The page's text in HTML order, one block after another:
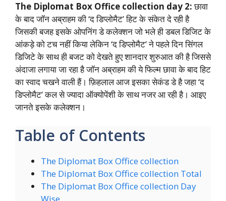
The Diplomat Box Office collection day 2:छावा
के बाद जॉन अब्राहम की ‘द डिप्लोमैट’ हिट के संकेत दे रही है
जिसकी बजह इसके ओपनिंग डे कलेक्शन जो भले ही डबल डिजिट के
आंकड़े को टच नहीं किया लेकिन ‘द डिप्लोमैट’ ने पहले दिन सिंगल
डिजिटे के साथ ही बजट को देखते हुए शानदार शुरुआत की है जिससे
अंदाजा लगाया जा रहा है जॉन अब्राहम की ये फिल्म छावा के बाद हिट
का स्वाद चखने वाली हैं। फ़िहलाल आज इसका सेकंड डे है जहा ‘द
डिप्लोमैट’ कल से ज्यादा ऑक्योपेंशी के साथ नजर आ रही है। आइए
जानते इसके कलेक्शन।
Table of Contents
The Diplomat Box Office collection
The Diplomat Box Office collection Total
The Diplomat Box Office collection Day
Wise